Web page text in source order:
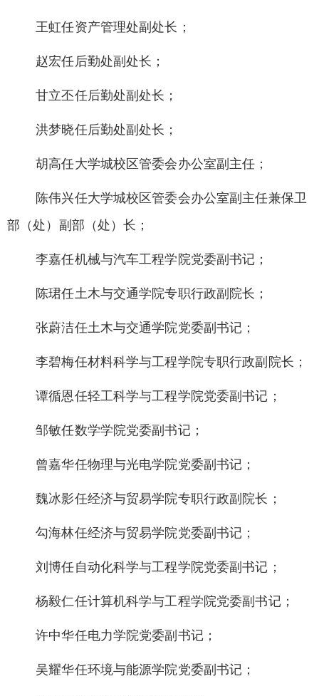
王虹任资产管理处副处长；
赵宏任后勤处副处长；
甘立丕任后勤处副处长；
洪梦晓任后勤处副处长；
胡高任大学城校区管委会办公室副主任；
陈伟兴任大学城校区管委会办公室副主任兼保卫
部（处）副部（处）长；
李嘉任机械与汽车工程学院党委副书记；
陈珺任土木与交通学院专职行政副院长；
张蔚洁任土木与交通学院党委副书记；
李碧梅任材料科学与工程学院专职行政副院长；
谭循恩任轻工科学与工程学院党委副书记；
邹敏任数学学院党委副书记；
曾嘉华任物理与光电学院党委副书记；
魏冰影任经济与贸易学院专职行政副院长；
勾海林任经济与贸易学院党委副书记；
刘博任自动化科学与工程学院党委副书记；
杨毅仁任计算机科学与工程学院党委副书记；
许中华任电力学院党委副书记；
吴耀华任环境与能源学院党委副书记；